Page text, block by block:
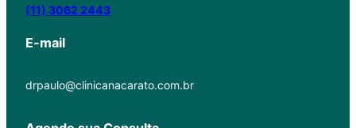
(11) 3062 2443
E-mail
drpaulo@clinicanacarato.com.br